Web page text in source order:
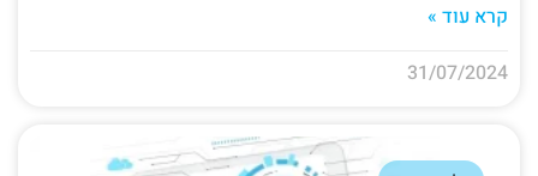
קרא עוד »
31/07/2024